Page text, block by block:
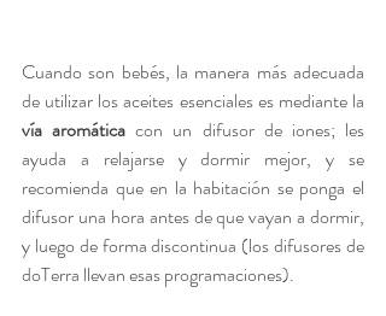
Cuando son bebés, la manera más adecuada
vía aromática con un difusor de iones; les
ayuda a relajarse y dormir mejor, y se
recomienda que en la habitación se ponga el
difusor una hora antes de que vayan a dormir,
y luego de forma discontinua (los difusores de
doTerra llevan esas programaciones).